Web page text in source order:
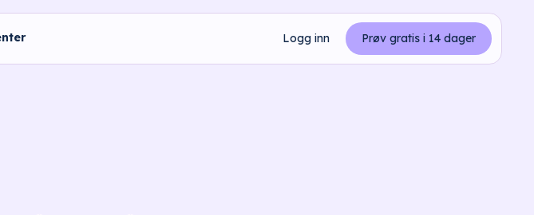
Logg inn Prøv gratis i 14 dager